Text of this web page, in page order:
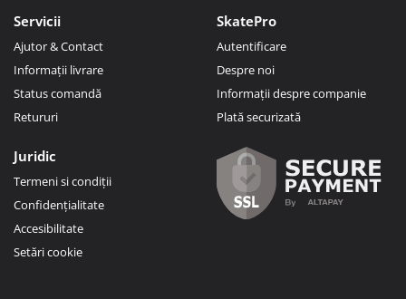
Servicii
Ajutor & Contact
Informații livrare
Status comandă
Retururi
SkatePro
Autentificare
Despre noi
Informații despre companie
Plată securizată
Juridic
Termeni si condiții
Confidențialitate
Accesibilitate
Setări cookie